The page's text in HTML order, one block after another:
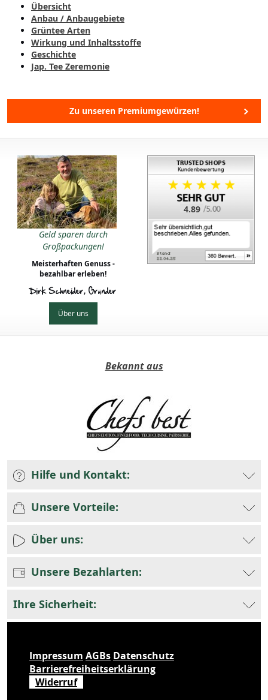
Übersicht
Anbau / Anbaugebiete
Grüntee Arten
Wirkung und Inhaltsstoffe
Geschichte
Jap. Tee Zeremonie
Zu unseren Premiumgewürzen!
Geld sparen durch
Großpackungen!
Meisterhaften Genuss -
bezahlbar erleben!
Dirk Schneider, Gründer
Über uns
4.89
Bekannt aus
Hilfe und Kontakt:
Unsere Vorteile:
Über uns:
Unsere Bezahlarten:
Ihre Sicherheit:
Impressum AGBs Datenschutz
Barrierefreiheitserklärung
Widerruf